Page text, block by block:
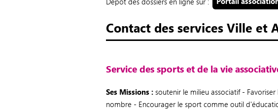
Contact des services Ville et
Service des sports et de la vie
Ses Missions :soutenir le milieu associatif -
nombre - Encourager le sport comme outil